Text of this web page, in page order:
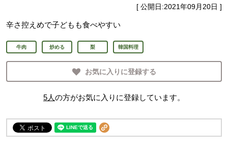
[ 公開日:2021年09月20日 ]
辛さ控えめで子どもも食べやすい
牛肉 炒める 梨 韓国料理
お気に入りに登録する
5人の方がお気に入りに登録しています。